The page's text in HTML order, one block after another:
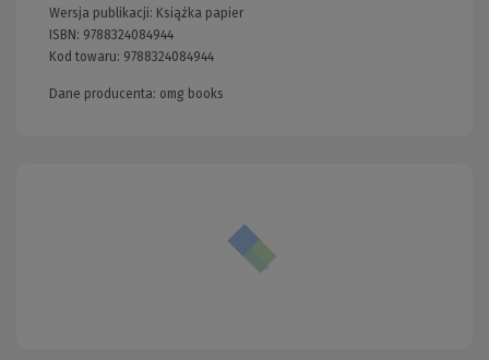
Wersja publikacji: Książka papier
ISBN: 9788324084944
Kod towaru: 9788324084944
Dane producenta: omg books